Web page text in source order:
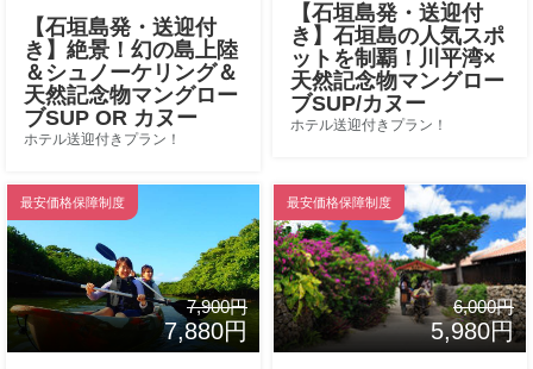
【石垣島発・送迎付
き】絶景！幻の島上陸
＆シュノーケリング＆
天然記念物マングロー
ブSUP OR カヌー
ホテル送迎付きプラン！
【石垣島発・送迎付
き】石垣島の人気スポ
ットを制覇！川平湾×
天然記念物マングロー
ブSUP/カヌー
ホテル送迎付きプラン！
最安価格保障制度
7,900円
7,880円
最安価格保障制度
6,000円
5,980円